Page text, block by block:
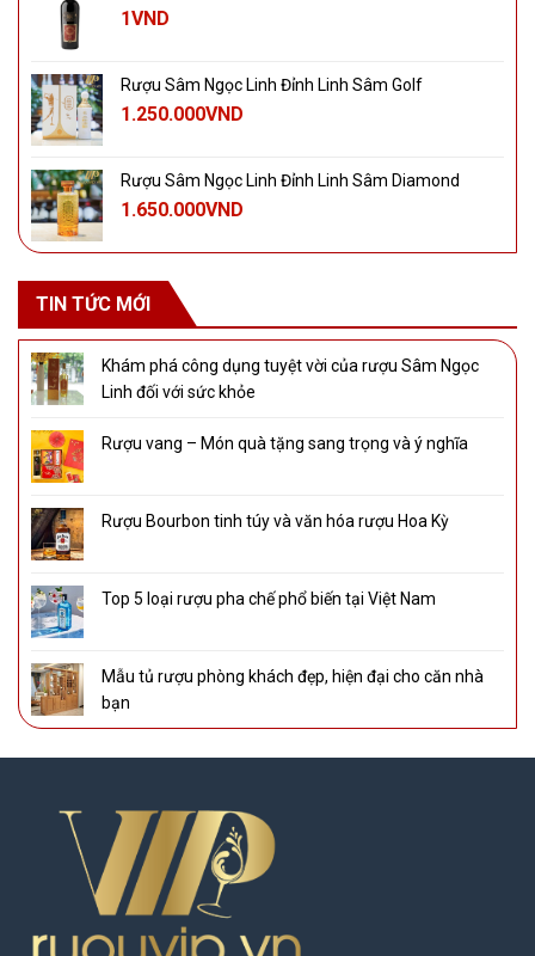
1VND
Rượu Sâm Ngọc Linh Đỉnh Linh Sâm Golf
1.250.000VND
Rượu Sâm Ngọc Linh Đỉnh Linh Sâm Diamond
1.650.000VND
TIN TỨC MỚI
Khám phá công dụng tuyệt vời của rượu Sâm Ngọc
Linh đối với sức khỏe
Rượu vang – Món quà tặng sang trọng và ý nghĩa
Rượu Bourbon tinh túy và văn hóa rượu Hoa Kỳ
Top 5 loại rượu pha chế phổ biến tại Việt Nam
Mẫu tủ rượu phòng khách đẹp, hiện đại cho căn nhà
bạn